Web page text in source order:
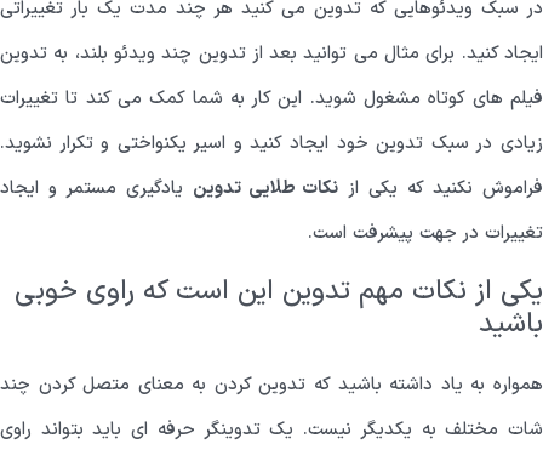
در سبک ویدئوهایی که تدوین می کنید هر چند مدت یک بار تغییراتی
ایجاد کنید. برای مثال می توانید بعد از تدوین چند ویدئو بلند، به تدوین
فیلم های کوتاه مشغول شوید. این کار به شما کمک می کند تا تغییرات
زیادی در سبک تدوین خود ایجاد کنید و اسیر یکنواختی و تکرار نشوید.
فراموش نکنید که یکی از نکات طلایی تدوین یادگیری مستمر و ایجاد
تغییرات در جهت پیشرفت است.
یکی از نکات مهم تدوین این است که راوی خوبی
باشید
همواره به یاد داشته باشید که تدوین کردن به معنای متصل کردن چند
شات مختلف به یکدیگر نیست. یک تدوینگر حرفه ای باید بتواند راوی